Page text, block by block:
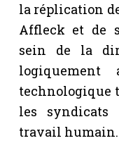
la réplication
Affleck et de
sein de la
logiquement
technologique
les
travail humain.